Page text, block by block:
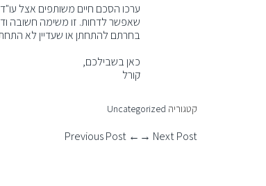
ערכו הסכם חיים משותפים אצל
שאפשר לדחות. זו משימה חשובה
בחרתם להתחתן או שעדיין לא
כאן בשבילכם,
קורל
קטגוריה Uncategorized
← Previous Post Next Post →